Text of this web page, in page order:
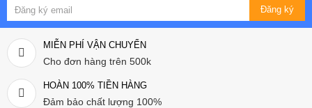
Đăng ký
MIỄN PHÍ VẬN CHUYỂN
Cho đơn hàng trên 500k
HOÀN 100% TIỀN HÀNG
Đảm bảo chất lượng 100%